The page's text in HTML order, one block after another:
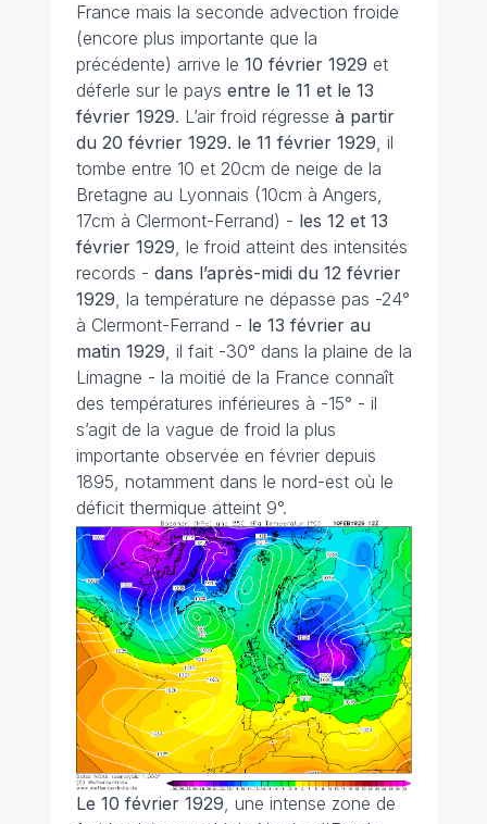
France mais la seconde advection froide
(encore plus importante que la
précédente) arrive le 10 février 1929 et
déferle sur le pays entre le 11 et le 13
février 1929. L’air froid régresse à partir
du 20 février 1929. le 11 février 1929, il
tombe entre 10 et 20cm de neige de la
Bretagne au Lyonnais (10cm à Angers,
17cm à Clermont-Ferrand) - les 12 et 13
février 1929, le froid atteint des intensités
records - dans l’après-midi du 12 février
1929, la température ne dépasse pas -24°
à Clermont-Ferrand - le 13 février au
matin 1929, il fait -30° dans la plaine de la
Limagne - la moitié de la France connaît
des températures inférieures à -15° - il
s’agit de la vague de froid la plus
importante observée en février depuis
1895, notamment dans le nord-est où le
déficit thermique atteint 9°.
Le 10 février 1929, une intense zone de